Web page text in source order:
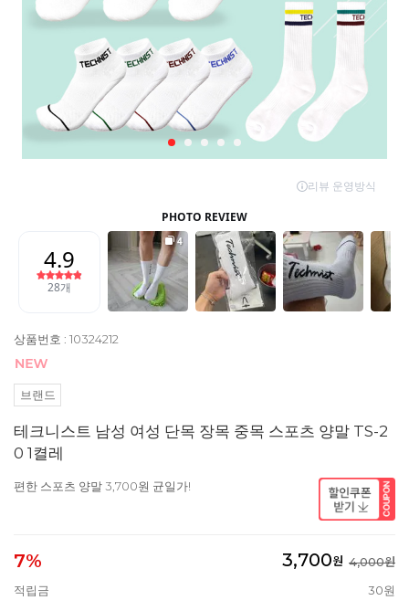
상품번호 : 10324212
브랜드
테크니스트 남성 여성 단목 장목 중목 스포츠 양말 TS-2
0 1켤레
편한 스포츠 양말 3,700원 균일가!
7% 3,700원 4,000원
적립금
30원